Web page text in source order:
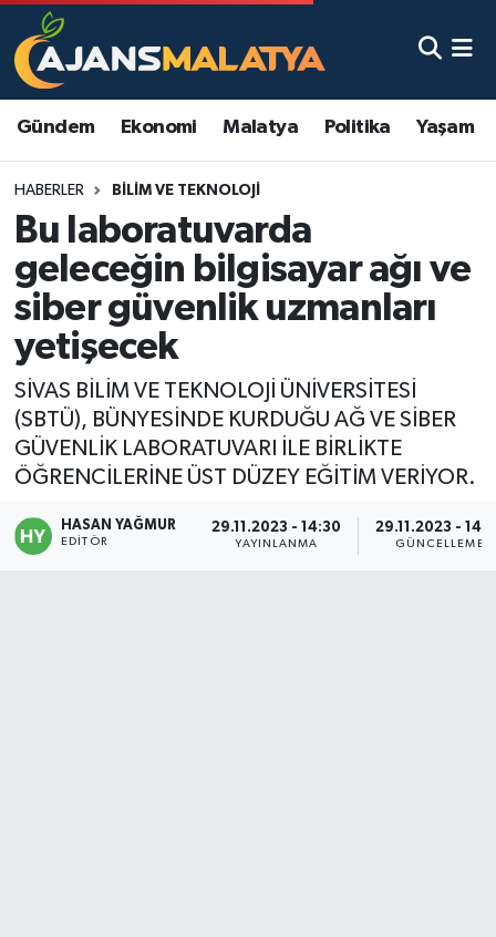
Gündem Ekonomi Malatya Politika Yaşam
HABERLER BILIM VE TEKNOLOJI
Bu laboratuvarda
geleceğin bilgisayar ağı ve
siber güvenlik uzmanları
yetişecek
SİVAS BİLİM VE TEKNOLOJİ ÜNİVERSİTESİ
(SBTÜ), BÜNYESİNDE KURDUĞU AĞ VE SİBER
GÜVENLİK LABORATUVARI İLE BİRLİKTE
ÖĞRENCİLERİNE ÜST DÜZEY EĞİTİM VERİYOR.
HASAN YAĞMUR
EDITÖR
29.11.2023 - 14:30
YAYINLANMA
29.11.2023 -
GÜNCELLEME
Asayiş
Eğitim
Ekonomi
Gündem
Kadın
Kültür & Sanat
Magazin
Politika
Malatya Nöbetçi Eczaneler
Malatya Namaz Vakitleri
Malatya Trafik Yoğunluk Haritası
TFF 3.Lig 2.Grup Puan Durumu ve Fikstür
Tüm Manşetler
Son Dakika Haberleri
Haber Arşivi